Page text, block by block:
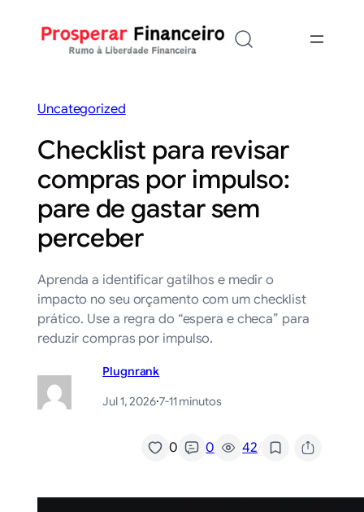
Uncategorized
Checklist para revisar
compras por impulso:
pare de gastar sem
perceber
Aprenda a identificar gatilhos e medir o
impacto no seu orçamento com um checklist
prático. Use a regra do “espera e checa” para
reduzir compras por impulso.
Plugnrank
Jul 1, 2026·7-11 minutos
0 0 42/